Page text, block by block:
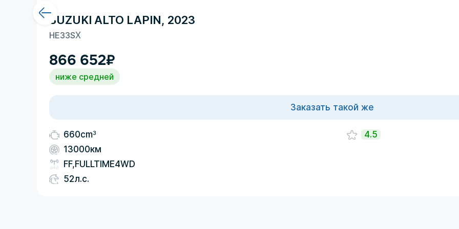
660cm3
13000км
FF,FULLTIME4WD
52л.с.
4.5
SUZUKI ALTO LAPIN, 2023
HE33SX
866 652₽
ниже средней
Заказать такой же